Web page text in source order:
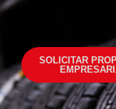
SOLICITAR